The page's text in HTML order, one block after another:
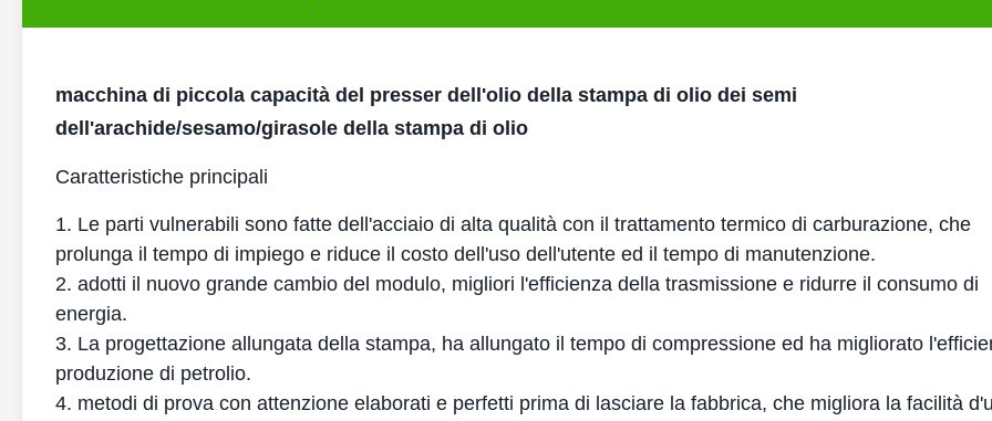
macchina di piccola capacità del presser dell'olio della stampa di olio dei semi
dell'arachide/sesamo/girasole della stampa di olio
Caratteristiche principali
1. Le parti vulnerabili sono fatte dell'acciaio di alta qualità con il trattamento termico di carburazione, che
prolunga il tempo di impiego e riduce il costo dell'uso dell'utente ed il tempo di manutenzione.
2. adotti il nuovo grande cambio del modulo, migliori l'efficienza della trasmissione e ridurre il consumo di
energia.
3. La progettazione allungata della stampa, ha allungato il tempo di compressione ed ha migliorato
produzione di petrolio.
4. metodi di prova con attenzione elaborati e perfetti prima di lasciare la fabbrica, che migliora la facilità